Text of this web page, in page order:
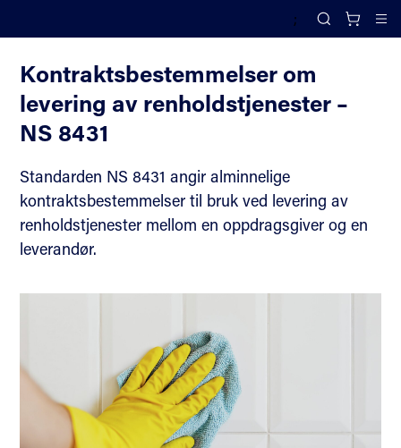
;
Search
Kontraktsbestemmelser om
levering av renholdstjenester –
NS 8431
Standarden NS 8431 angir alminnelige
kontraktsbestemmelser til bruk ved levering av
renholdstjenester mellom en oppdragsgiver og en
leverandør.